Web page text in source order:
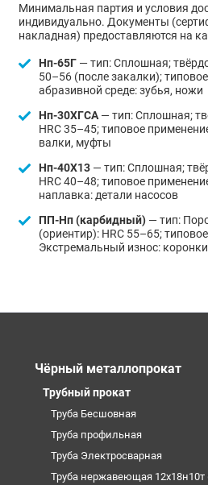
Минимальная партия и условия
индивидуально. Документы
накладная) предоставляются на
Нп-65Г— тип: Сплошная;
50–56 (после закалки);
абразивной среде: зубья, ножи
Нп-30ХГСА— тип: Сплошная;
HRC 35–45; типовое
валки, муфты
Нп-40Х13— тип: Сплошная;
HRC 40–48; типовое
наплавка: детали насосов
ПП-Нп (карбидный)— тип:
(ориентир): HRC 55–65;
Экстремальный износ:
Чёрный металлопрокат
Трубный прокат
Труба Бесшовная
Труба профильная
Труба Электросварная
Труба нержавеющая 12х18н10т